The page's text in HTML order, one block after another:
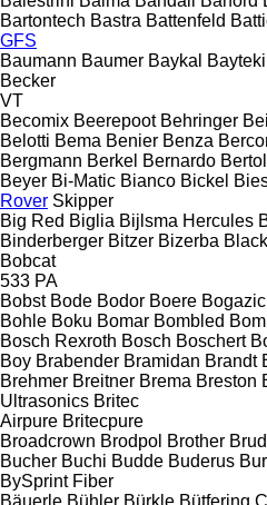
Bartontech Bastra Battenfeld
GFS
Baumann Baumer Baykal
Becker
VT
Becomix Beerepoot Behringer
Belotti Bema Benier Benza
Bergmann Berkel Bernardo
Beyer Bi-Matic Bianco Bickel
Rover Skipper
Big Red Biglia Bijlsma Hercules
Binderberger Bitzer Bizerba
Bobcat
533 PA
Bobst Bode Bodor Boere
Bohle Boku Bomar Bombled
Bosch Rexroth Bosch Boschert
Boy Brabender Bramidan Brandt
Brehmer Breitner Brema Breston
Ultrasonics Britec
Airpure Britecpure
Broadcrown Brodpol Brother
Bucher Buchi Budde Buderus
BySprint Fiber
Bäuerle Bühler Bürkle Bütfering